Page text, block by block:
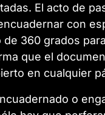
El acto de
con
360 grados
que el
en cualquier
o